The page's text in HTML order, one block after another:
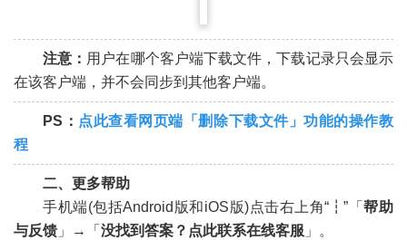
注意： 用户在哪个客户端下载文件，下载记录只会显示
在该客户端，并不会同步到其他客户端。
PS： 点此查看网 页端 「删除下载文件」功能的操作教
程
二、更多帮助
手机端(包括Android版和iOS版)点击右上角“┇”「帮助
与反馈 」→「 没找到答案？点此联系在线客服 」。